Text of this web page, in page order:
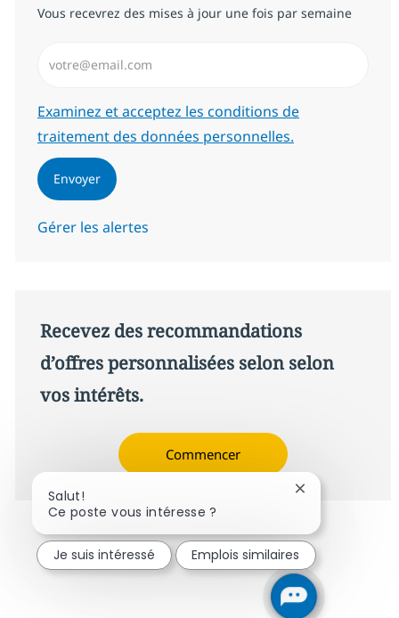
Vous recevrez des mises à jour une fois par semaine
Required
Examinez et acceptez les conditions de
traitement des données personnelles.
Envoyer
Gérer les alertes
Recevez des recommandations
d’offres personnalisées selon selon
vos intérêts.
Commencer
Salut!
Ce poste vous intéresse ?
Fermer la
Je suis intéressé Emplois similaires